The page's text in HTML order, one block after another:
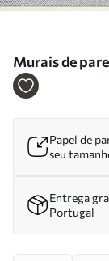
Murais de
madeira Nr.
Papel de
seu
Entrega
Portugal